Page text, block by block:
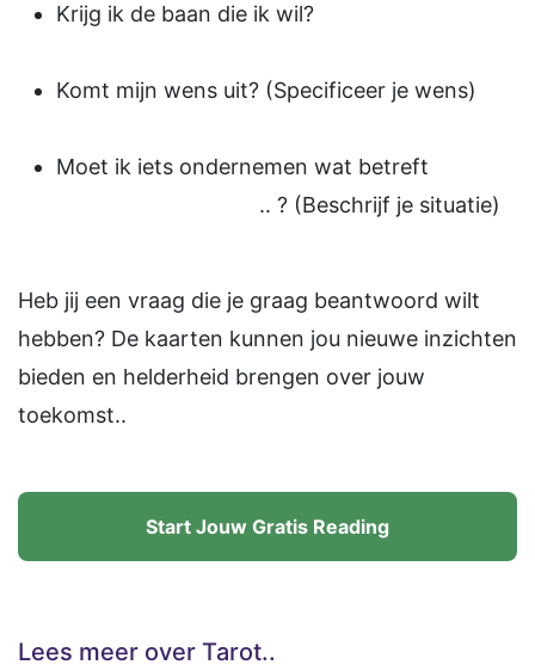
Krijg ik de baan die ik wil?
Komt mijn wens uit? (Specificeer je wens)
Moet ik iets ondernemen wat betreft
.. ? (Beschrijf je situatie)
Heb jij een vraag die je graag beantwoord wilt
hebben? De kaarten kunnen jou nieuwe inzichten
bieden en helderheid brengen over jouw
toekomst..
Start Jouw Gratis Reading
Lees meer over Tarot..